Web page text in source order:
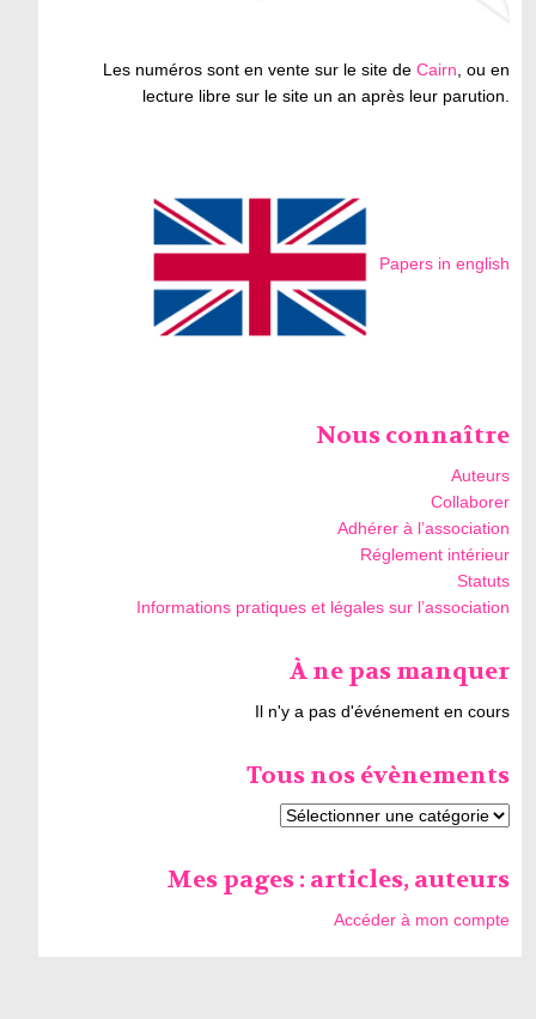
Les numéros sont en vente sur le site deCairn, ou en
lecture libre sur le site un an après leur parution.
Papers in english
Nous connaître
Auteurs
Collaborer
Adhérer à l’association
Réglement intérieur
Statuts
Informations pratiques et légales sur l’association
À ne pas manquer
Il n'y a pas d'événement en cours
Tous nos évènements
Mes pages : articles, auteurs
Accéder à mon compte